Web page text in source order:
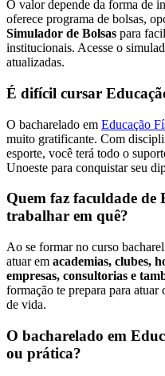
O valor depende da forma de
oferece programa de bolsas,
Simulador de Bolsas para
institucionais. Acesse o
atualizadas.
É difícil cursar
O bacharelado em Educação
muito gratificante. Com
esporte, você terá todo o
Unoeste para conquistar seu
Quem faz faculdade de
trabalhar em quê?
Ao se formar no curso
atuar em academias, clubes,
empresas, consultorias e
formação te prepara para atuar
de vida.
O bacharelado em
ou prática?